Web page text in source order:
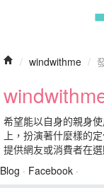
/ windwithme /
希望能以自身的親身
上，扮演著什麼樣的
提供網友或消費者在
Blog · Facebook ·